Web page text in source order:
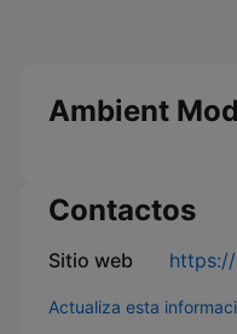
Ambient
Contactos
Sitio web
Actualiza esta